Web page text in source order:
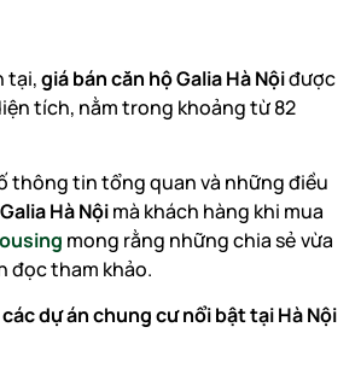
tại,giá bán căn hộ Galia Hà Nộiđược
tích, nằm trong khoảng từ 82
thông tin tổng quan và những điều
Hà Nộimà khách hàng khi mua
mong rằng những chia sẻ vừa
đọc tham khảo.
dự án chung cư nổi bật tại Hà Nội